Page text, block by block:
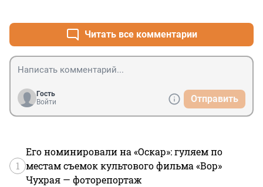
Читать все комментарии
Гость
Войти
Отправить
1
Его номинировали на «Оскар»: гуляем по
местам съемок культового фильма «Вор»
Чухрая — фоторепортаж